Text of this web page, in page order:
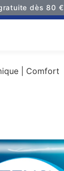
dès 80 €
| Comfort